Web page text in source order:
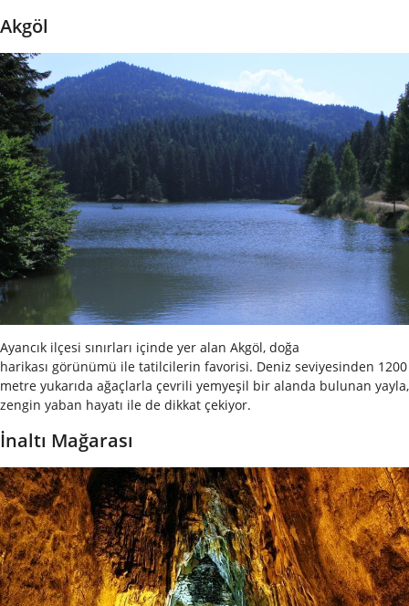
Akgöl
Ayancık ilçesi sınırları içinde yer alan Akgöl, doğa
harikası görünümü ile tatilcilerin favorisi. Deniz seviyesinden 1200
metre yukarıda ağaçlarla çevrili yemyeşil bir alanda bulunan yayla,
zengin yaban hayatı ile de dikkat çekiyor.
İnaltı Mağarası